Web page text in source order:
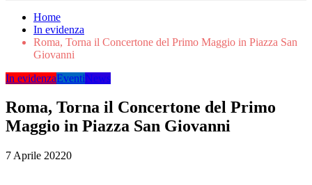
Home
In evidenza
Roma, Torna il Concertone del Primo Maggio in Piazza San
Giovanni
In evidenzaEventiNews
Roma, Torna il Concertone del Primo
Maggio in Piazza San Giovanni
7 Aprile 20220